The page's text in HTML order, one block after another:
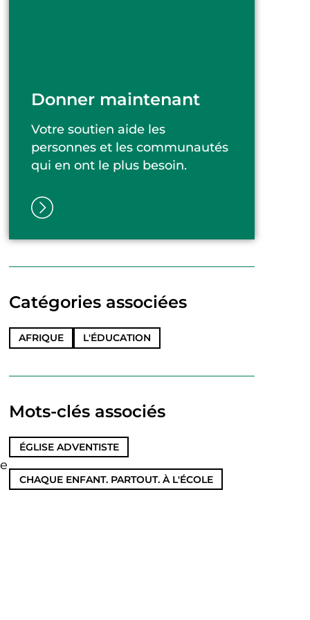
Donner maintenant
Votre soutien aide les
personnes et les communautés
qui en ont le plus besoin.
Catégories associées
AFRIQUE L'ÉDUCATION
Mots-clés associés
ÉGLISE ADVENTISTE
CHAQUE ENFANT. PARTOUT. À L'ÉCOLE